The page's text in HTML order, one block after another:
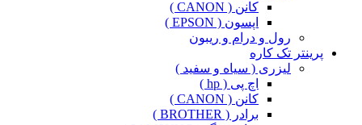
کانن ( CANON )
اپسون ( EPSON )
رول و درام و ریبون
پرینتر تک کاره
لیزری ( سیاه و سفید )
اچ پی ( hp )
کانن ( CANON )
برادر ( BROTHER )